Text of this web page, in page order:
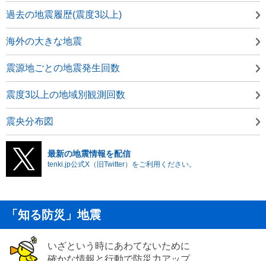
過去の地震履歴(震度3以上)
海外の大きな地震
震源地ごとの地震発生回数
震度3以上の地域別観測回数
震央分布図
最新の地震情報を配信
tenki.jp公式X（旧Twitter）をご利用ください。
「知る防災」地震
いざという時にあわてないために
確かな情報と行動で防災力アップ